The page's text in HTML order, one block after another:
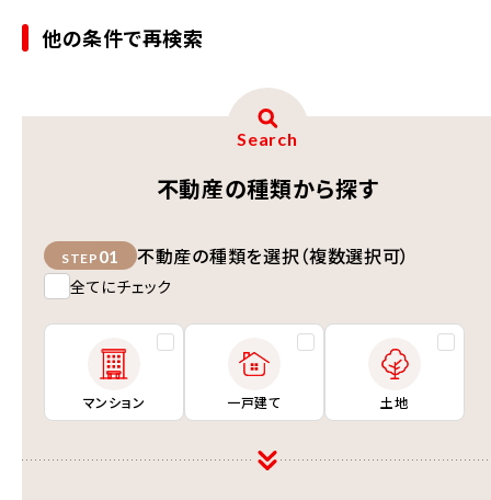
他の条件で再検索
Search
不動産の種類から探す
STEP 01 不動産の種類を選択（複数選択可）
全てにチェック
マンション 一戸建て 土地